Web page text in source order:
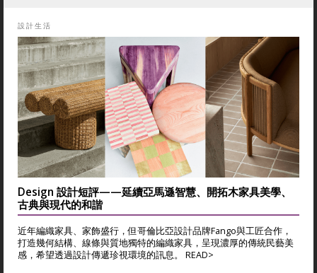
設計生活
Design 設計短評——延續亞馬遜智慧、開拓木家具美學、
古典與現代的和諧
近年編織家具、家飾盛行，但哥倫比亞設計品牌Fango與工匠合作，
打造幾何結構、線條與質地獨特的編織家具，呈現濃厚的傳統民藝美
感，希望透過設計傳遞珍視環境的訊息。 READ>